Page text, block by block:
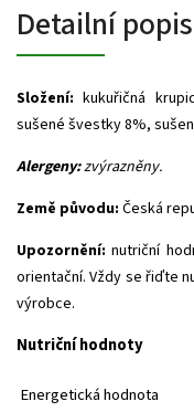
Detailní
Složení:kukuřičná
sušené švestky 8%,
Alergeny:zvýrazněny.
Země původu: Česká
Upozornění: nutriční
orientační. Vždy se řiďte
výrobce.
Nutriční hodnoty
Energetická hodnota